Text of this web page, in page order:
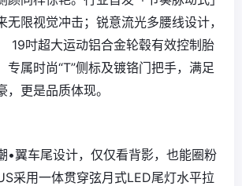
无限视觉冲击；锐意流光多腰线设计，
19吋超大运动铝合金轮毂有效控制胎
专属时尚“T”侧标及镀铬门把手，满足
更是品质体现。
•翼车尾设计，仅仅看背影，也能圈粉
采用一体贯穿弦月式LED尾灯水平拉